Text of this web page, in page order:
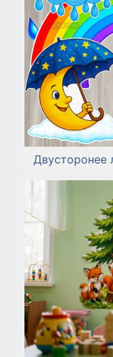
Двусторонее